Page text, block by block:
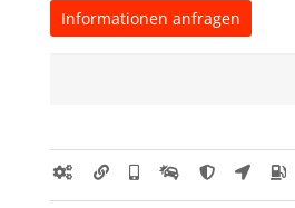
Informationen anfragen